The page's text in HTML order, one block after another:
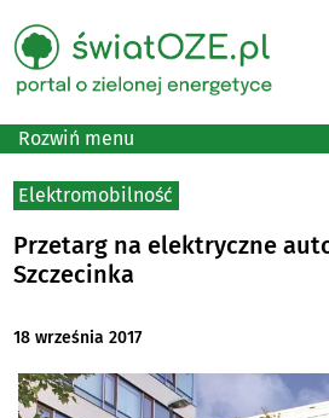
Rozwiń menu
Elektromobilność
Przetarg na elektryczne
Szczecinka
18 września 2017